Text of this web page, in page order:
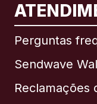
Perguntas
Sendwave
Reclamações
Brasil